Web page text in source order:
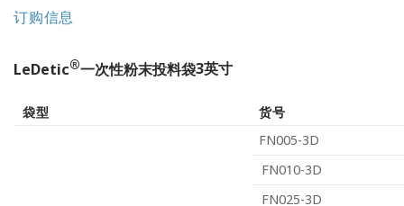
订购信息
LeDetic®一次性粉末投料袋3英寸
袋型 货号
FN005-3D
FN010-3D
FN025-3D